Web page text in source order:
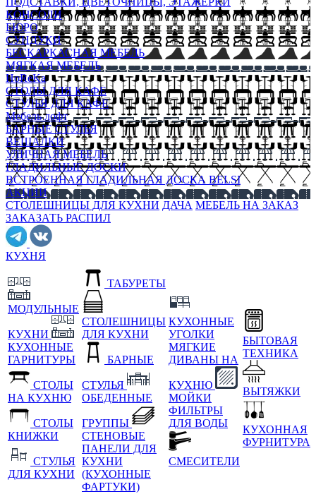
КОНСОЛИ
БЮРО
СУНДУКИ
БЕСКАРКАСНАЯ МЕБЕЛЬ
МЯГКАЯ МЕБЕЛЬ
HoReKa
СТОЛЫ ДЛЯ КАФЕ
СТУЛЬЯ ДЛЯ КАФЕ
Мебель лофт
БАРНЫЕ СТУЛЬЯ
ВЕШАЛКИ
УЛИЧНАЯ МЕБЕЛЬ
ГЛАДИЛЬНЫЕ ДОСКИ
ВСТРОЕННАЯ ГЛАДИЛЬНАЯ ДОСКА BELSI
АКЦИИ
СТОЛЕШНИЦЫ ДЛЯ КУХНИ ДАЧА МЕБЕЛЬ НА ЗАКАЗ
ЗАКАЗАТЬ РАСПИЛ
КУХНЯ
МОДУЛЬНЫЕ
КУХНИ
КУХОННЫЕ
ГАРНИТУРЫ
СТОЛЫ
НА КУХНЮ
СТОЛЫ
КНИЖКИ
СТУЛЬЯ
ДЛЯ КУХНИ
ТАБУРЕТЫ
СТОЛЕШНИЦЫ
ДЛЯ КУХНИ
БАРНЫЕ
СТУЛЬЯ
ОБЕДЕННЫЕ
ГРУППЫ
СТЕНОВЫЕ
ПАНЕЛИ ДЛЯ
КУХНИ
(КУХОННЫЕ
ФАРТУКИ)
КУХОННЫЕ
УГОЛКИ
МЯГКИЕ
ДИВАНЫ НА
КУХНЮ
МОЙКИ
ФИЛЬТРЫ
ДЛЯ ВОДЫ
СМЕСИТЕЛИ
БЫТОВАЯ
ТЕХНИКА
ВЫТЯЖКИ
КУХОННАЯ
ФУРНИТУРА